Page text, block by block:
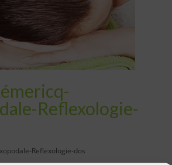
Reflexologie-
Reflexologie-dos